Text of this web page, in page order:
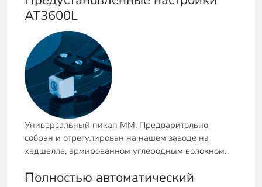
AT3600L
Универсальный пикап ММ. Предварительно
собран и отрегулирован на нашем заводе на
хедшелле, армированном углеродным волокном.
Полностью автоматический